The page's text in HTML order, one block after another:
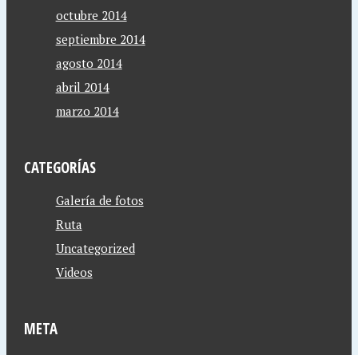
octubre 2014
septiembre 2014
agosto 2014
abril 2014
marzo 2014
CATEGORÍAS
Galería de fotos
Ruta
Uncategorized
Videos
META